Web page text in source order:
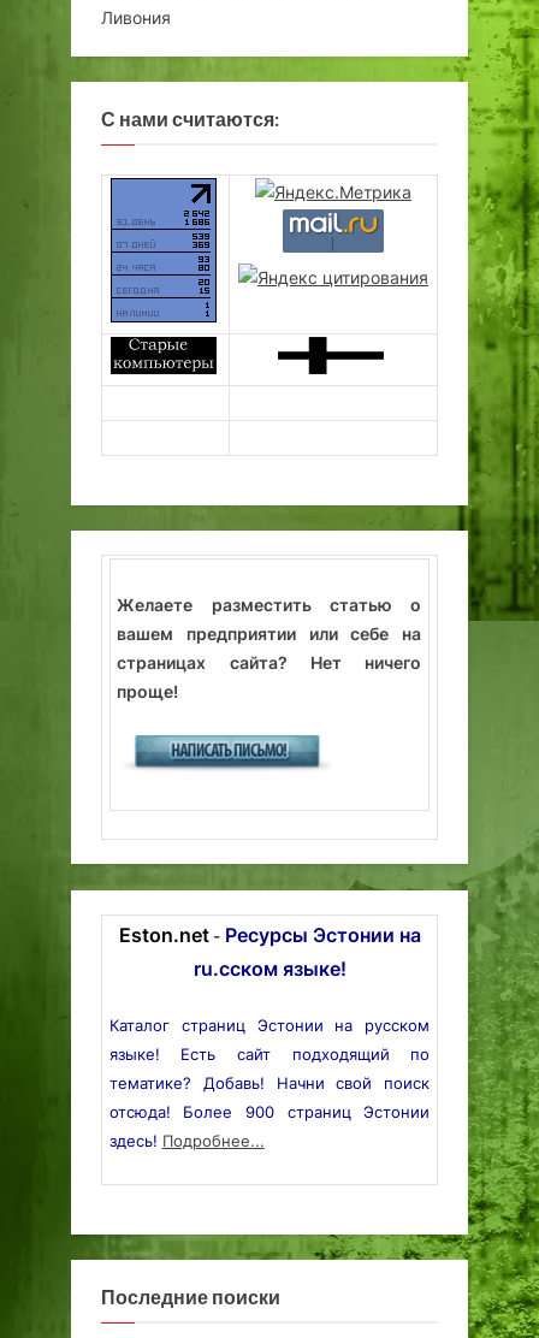
Ливония
С нами считаются:
Желаете разместить статью о
вашем предприятии или себе на
страницах сайта? Нет ничего
проще!
Eston.net- Ресурсы Эстонии на
ru.сском языке!
Каталог страниц Эстонии на русском
языке! Есть сайт подходящий по
тематике? Добавь! Начни свой поиск
отсюда! Более 900 страниц Эстонии
здесь! Подробнее...
Последние поиски